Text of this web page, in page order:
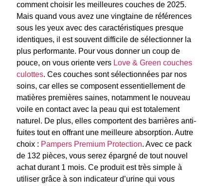
comment choisir les meilleures couches de 2025.
Mais quand vous avez une vingtaine de références
sous les yeux avec des caractéristiques presque
identiques, il est souvent difficile de sélectionner la
plus performante. Pour vous donner un coup de
pouce, on vous oriente vers Love & Green couches
culottes. Ces couches sont sélectionnées par nos
soins, car elles se composent essentiellement de
matières premières saines, notamment le nouveau
voile en contact avec la peau qui est totalement
naturel. De plus, elles comportent des barrières anti-
fuites tout en offrant une meilleure absorption. Autre
choix : Pampers Premium Protection. Avec ce pack
de 132 pièces, vous serez épargné de tout nouvel
achat durant 1 mois. Ce produit est très simple à
utiliser grâce à son indicateur d’urine qui vous